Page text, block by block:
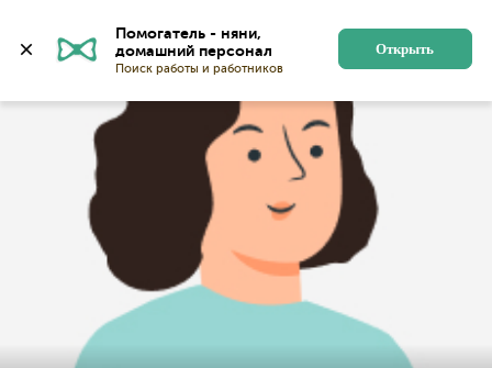
Помогатель - няни,
Поиск работы и работников
Открыть